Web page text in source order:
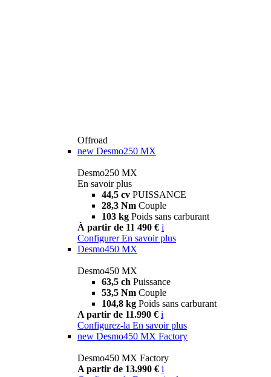
Offroad
new Desmo250 MX
Desmo250 MX
En savoir plus
44,5 cv PUISSANCE
28,3 Nm Couple
103 kg Poids sans carburant
À partir de 11 490 € i
Configurer En savoir plus
Desmo450 MX
Desmo450 MX
63,5 ch Puissance
53,5 Nm Couple
104,8 kg Poids sans carburant
A partir de 11.990 € i
Configurez-la En savoir plus
new Desmo450 MX Factory
Desmo450 MX Factory
A partir de 13.990 € i